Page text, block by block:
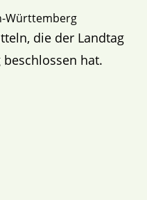
die der Landtag
hat.